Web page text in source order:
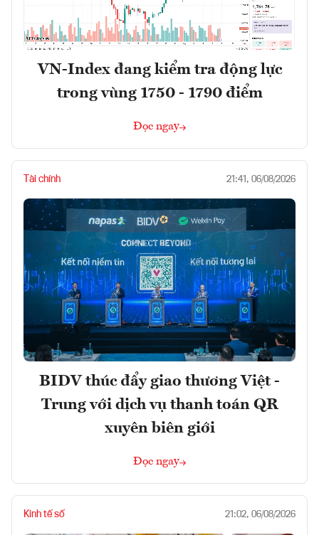
VN-Index đang kiểm tra động lực
trong vùng 1750 - 1790 điểm
Đọc ngay
Tài chính 21:41, 06/08/2026
BIDV thúc đẩy giao thương Việt -
Trung với dịch vụ thanh toán QR
xuyên biên giới
Đọc ngay
Kinh tế số 21:02, 06/08/2026